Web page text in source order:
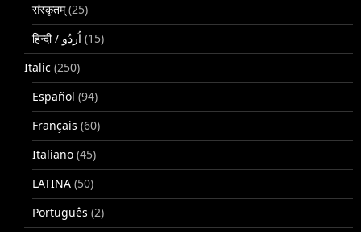
संस्कृतम्(25)
(15)
Italic (250)
Español (94)
Français (60)
Italiano (45)
LATINA (50)
Português (2)